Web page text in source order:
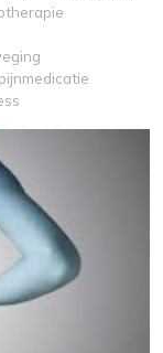
pijnmedicatie